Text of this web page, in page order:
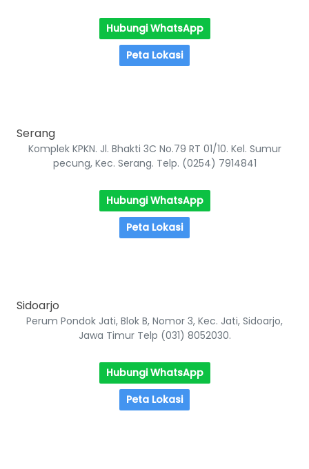
Hubungi WhatsApp
Peta Lokasi
Serang
Komplek KPKN. Jl. Bhakti 3C No.79 RT 01/10. Kel. Sumur
pecung, Kec. Serang. Telp. (0254) 7914841
Hubungi WhatsApp
Peta Lokasi
Sidoarjo
Perum Pondok Jati, Blok B, Nomor 3, Kec. Jati, Sidoarjo,
Jawa Timur Telp (031) 8052030.
Hubungi WhatsApp
Peta Lokasi